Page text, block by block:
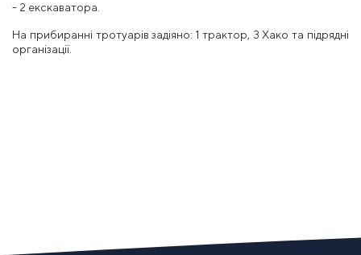
- 2 екскаватора.
На прибиранні тротуарів задіяно: 1 трактор, 3 Хако та підрядні
організації.